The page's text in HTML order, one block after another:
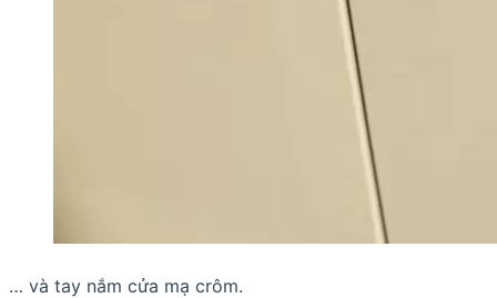
… và tay nắm cửa mạ crôm.